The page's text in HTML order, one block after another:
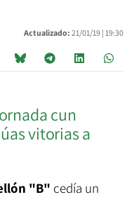
Actualizado: 21/01/19 | 19:30
cun
vitorias a
"B" cedía un